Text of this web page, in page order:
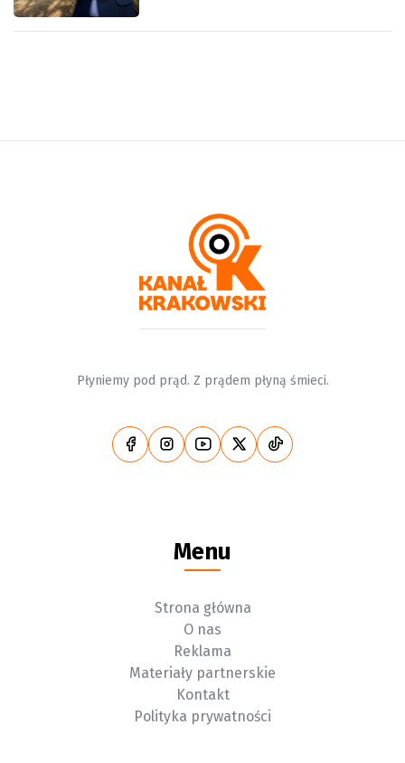
Płyniemy pod prąd. Z prądem płyną śmieci.
Menu
Strona główna
O nas
Reklama
Materiały partnerskie
Kontakt
Polityka prywatności